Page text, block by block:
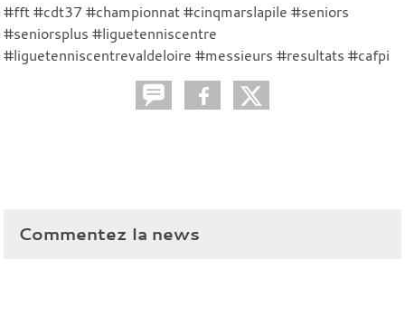
#fft #cdt37 #championnat #cinqmarslapile #seniors
#seniorsplus #liguetenniscentre
#liguetenniscentrevaldeloire #messieurs #resultats #cafpi
Commentez la news